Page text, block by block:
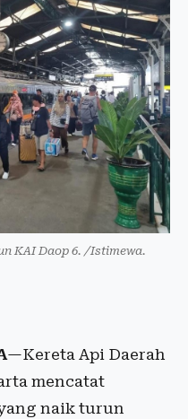
KAI Daop 6. /Istimewa.
—Kereta Api Daerah
mencatat
naik turun